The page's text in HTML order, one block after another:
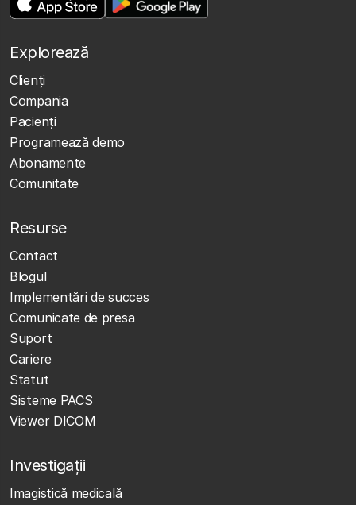
Explorează
Clienţi
Compania
Pacienți
Programează demo
Abonamente
Comunitate
Resurse
Contact
Blogul
Implementări de succes
Comunicate de presa
Suport
Cariere
Statut
Sisteme PACS
Viewer DICOM
Investigații
Imagistică medicală